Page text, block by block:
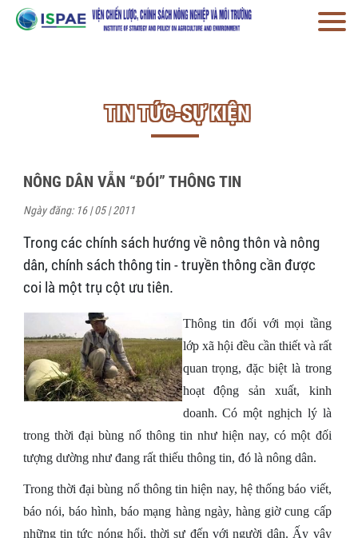
TIN TỨC-SỰ KIỆN
NÔNG DÂN VẪN “ĐÓI” THÔNG TIN
Ngày đăng: 16 | 05 | 2011
Trong các chính sách hướng về nông thôn và nông
dân, chính sách thông tin - truyền thông cần được
coi là một trụ cột ưu tiên.
Thông tin đối với mọi tầng
lớp xã hội đều cần thiết và rất
quan trọng, đặc biệt là trong
hoạt động sản xuất, kinh
doanh. Có một nghịch lý là
trong thời đại bùng nổ thông tin như hiện nay, có một đối
tượng dường như đang rất thiếu thông tin, đó là nông dân.
Trong thời đại bùng nổ thông tin hiện nay, hệ thống báo viết,
báo nói, báo hình, báo mạng hàng ngày, hàng giờ cung cấp
những tin tức nóng hổi, thời sự đến với người dân. Ấy vậy